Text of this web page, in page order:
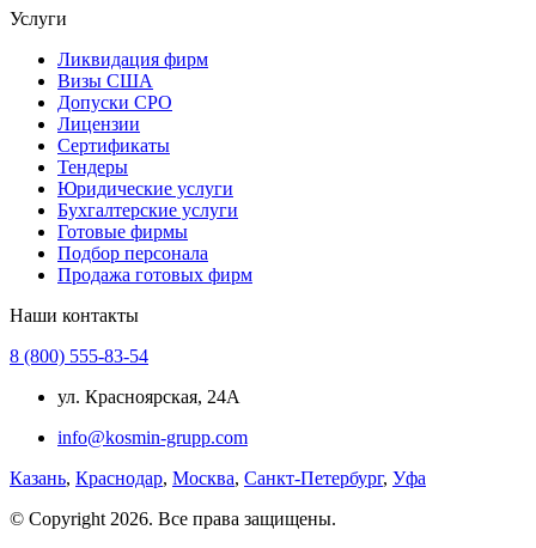
Услуги
Ликвидация фирм
Визы США
Допуски СРО
Лицензии
Сертификаты
Тендеры
Юридические услуги
Бухгалтерские услуги
Готовые фирмы
Подбор персонала
Продажа готовых фирм
Наши контакты
8 (800) 555-83-54
ул. Красноярская, 24А
info@kosmin-grupp.com
Казань, Краснодар, Москва, Санкт-Петербург, Уфа
© Copyright 2026. Все права защищены.